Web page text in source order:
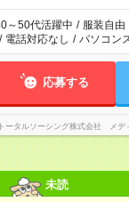
～50代活躍中 / 服装自由
/ 電話対応なし / パソコン
応募する
ータルソーシング株式会社 メデ
未読